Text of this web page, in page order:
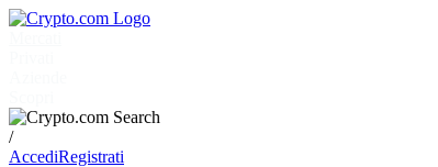
/
AccediRegistrati